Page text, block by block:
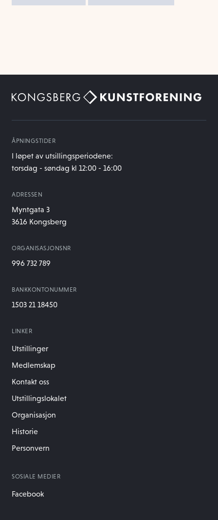
ÅPNINGSTIDER
I løpet av utsillingsperiodene:
torsdag - søndag kl 12:00 - 16:00
ADRESSEN
Myntgata 3
3616 Kongsberg
ORGANISASJONSNR
996 732 789
BANKKONTONUMMER
1503 21 18450
LINKER
Utstillinger
Medlemskap
Kontakt oss
Utstillingslokalet
Organisasjon
Historie
Personvern
SOSIALE MEDIER
Facebook